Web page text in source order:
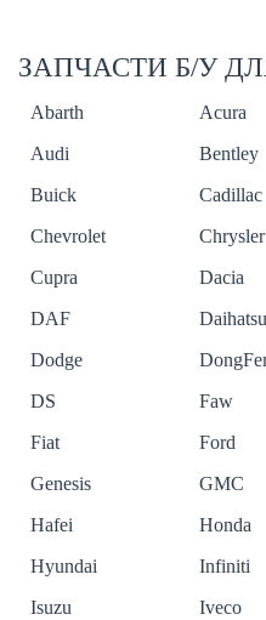
ЗАПЧАСТИ Б/У
Abarth Acura
Audi
Bentley
Buick
Cadillac
Chevrolet
Chrysler
Cupra
Dacia
DAF
Daihatsu
Dodge
DS
Faw
Fiat
Ford
Genesis
GMC
Hafei
Honda
Hyundai
Infiniti
Isuzu
Iveco